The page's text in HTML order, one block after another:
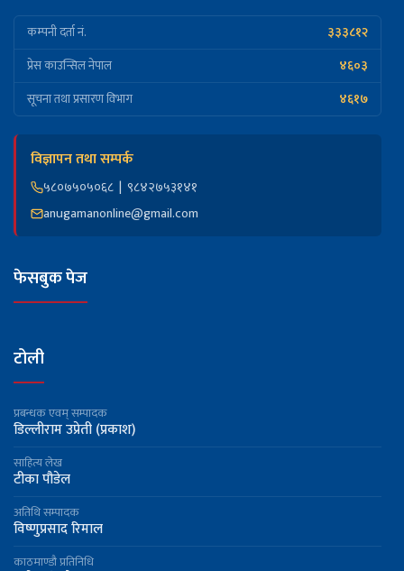
कम्पनी दर्ता नं. ३३३८१२
प्रेस काउन्सिल नेपाल ४६०३
सूचना तथा प्रसारण विभाग ४६१७
विज्ञापन तथा सम्पर्क
५८०७५०५०६८ | ९८४२७५३१४१
anugamanonline@gmail.com
फेसबुक पेज
टोली
प्रबन्धक एवम् सम्पादक
डिल्लीराम उप्रेती (प्रकाश)
साहित्य लेख
टीका पौडेल
अतिथि सम्पादक
विष्णुप्रसाद रिमाल
काठमाण्डौ प्रतिनिधि